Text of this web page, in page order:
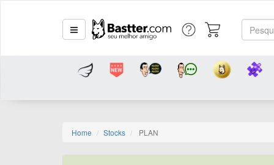
Home Stocks PLAN